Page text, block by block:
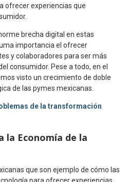
ofrecer experiencias que
brecha digital en estas
importancia el ofrecer
y colaboradores para ser más
consumidor. Pese a todo, en el
visto un crecimiento de doble
de las pymes mexicanas.
de la transformación
la Economía de la
que son ejemplo de cómo las